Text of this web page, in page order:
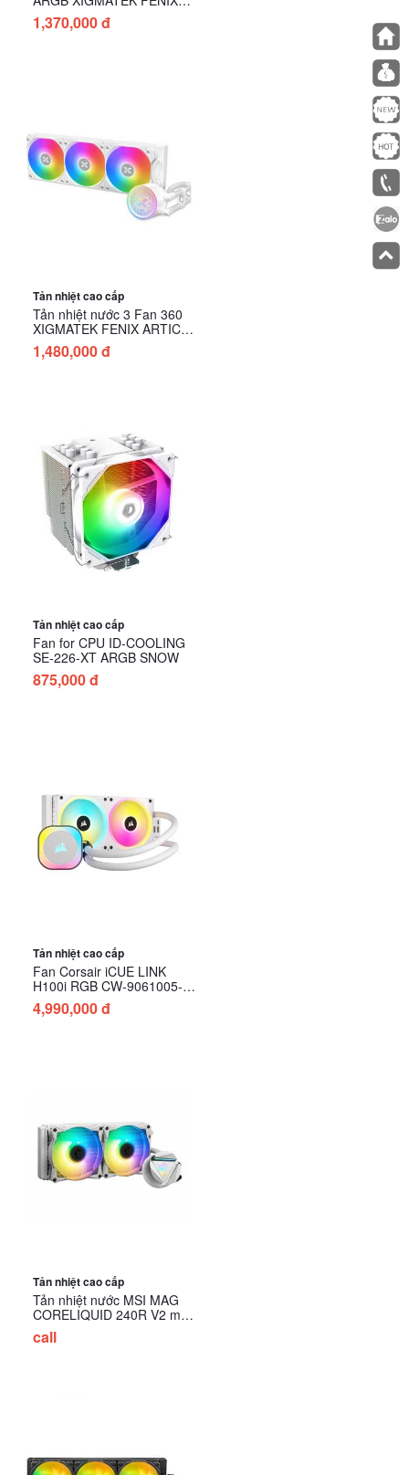
(EN42959)
1,370,000 đ
Tản nhiệt cao cấp
Tản nhiệt nước 3 Fan 360
XIGMATEK FENIX ARTIC
(EN42966)
1,480,000 đ
Tản nhiệt cao cấp
Fan for CPU ID-COOLING
SE-226-XT ARGB SNOW
875,000 đ
Tản nhiệt cao cấp
Fan Corsair iCUE LINK
H100i RGB CW-9061005-
WW (White) (Tản nhiệt
nước)
4,990,000 đ
Tản nhiệt cao cấp
Tản nhiệt nước MSI MAG
CORELIQUID 240R V2 màu
trắng
call